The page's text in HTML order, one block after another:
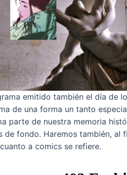
emitido también el día de
de una forma un tanto
parte de nuestra memoria
de fondo. Haremos también, al
a comics se refiere.